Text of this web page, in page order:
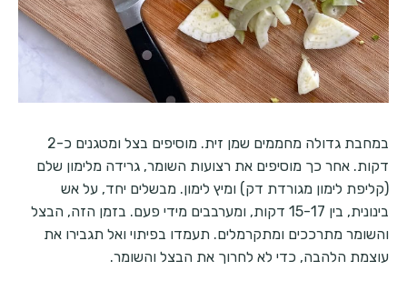
במחבת גדולה מחממים שמן זית. מוסיפים בצל ומטגנים כ-2
דקות. אחר כך מוסיפים את רצועות השומר, גרידה מלימון שלם
(קליפת לימון מגורדת דק) ומיץ לימון. מבשלים יחד, על אש
בינונית, בין 15-17 דקות, ומערבבים מידי פעם. בזמן הזה, הבצל
והשומר מתרככים ומתקרמלים. תעמדו בפיתוי ואל תגבירו את
עוצמת הלהבה, כדי לא לחרוך את הבצל והשומר.